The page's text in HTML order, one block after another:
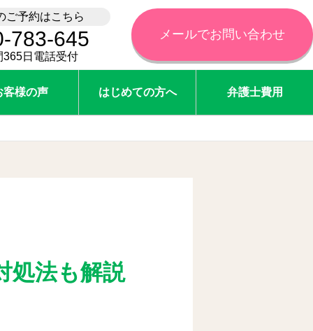
ご予約はこちら
783-645
365日電話受付
メールでお問い合わせ
客様の声 はじめての方へ 弁護士費用
処法も解説